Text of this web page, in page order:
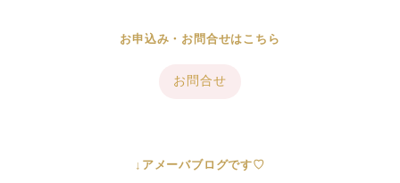
お申込み・お問合せはこちら
お問合せ
↓アメーバブログです♡